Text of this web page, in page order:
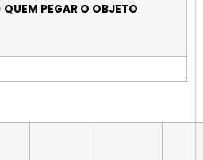
PEGAR O OBJETO